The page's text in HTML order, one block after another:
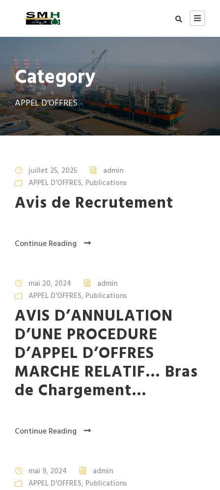
Category
APPEL D’OFFRES
juillet 25, 2025
admin
APPEL D'OFFRES, Publications
Avis de Recrutement
Continue Reading
mai 20, 2024
admin
APPEL D'OFFRES, Publications
AVIS D’ANNULATION
D’UNE PROCEDURE
D’APPEL D’OFFRES
MARCHE RELATIF… Bras
de Chargement…
Continue Reading
mai 9, 2024
admin
APPEL D'OFFRES, Publications